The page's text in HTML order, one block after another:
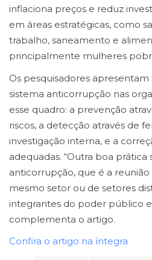
inflaciona preços e reduz
em áreas estratégicas, como
trabalho, saneamento e
principalmente mulheres
Os pesquisadores apresentam
sistema anticorrupção nas
esse quadro: a prevenção
riscos, a detecção através de
investigação interna, e a
adequadas. “Outra boa prática
anticorrupção, que é a
mesmo setor ou de setores
integrantes do poder público e
complementa o artigo.
Confira o artigo na íntegra